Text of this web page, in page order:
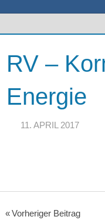
RV –
Energie
11. APRIL 2017
Vorheriger Beitrag